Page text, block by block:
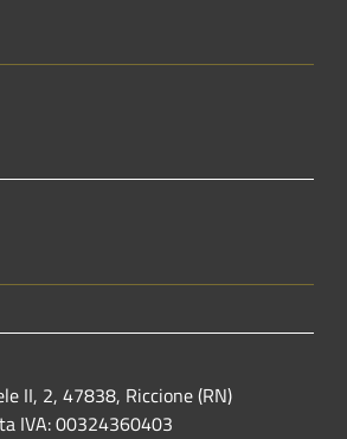
II, 2, 47838, Riccione (RN)
IVA: 00324360403